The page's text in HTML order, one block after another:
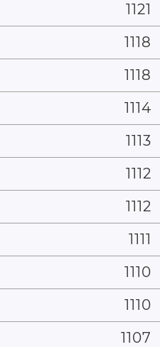
1121
1118
1118
1114
1113
1112
1112
1111
1110
1110
1107